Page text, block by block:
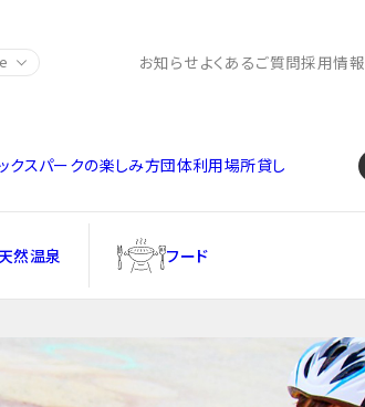
然温泉 フード
クスパークの楽しみ方団体利用場所貸し
採用情報
お知らせよくあるご質問